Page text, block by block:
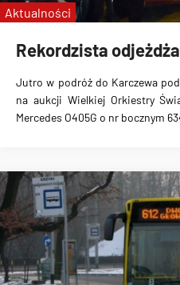
Rekordzista
Jutro w podróż do Karczewa
na aukcji Wielkiej Orkiestry
Mercedes O405G o nr bocznym
Aktualności